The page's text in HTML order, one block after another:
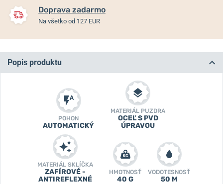
Doprava zadarmo
Na všetko od 127 EUR
Popis produktu
POHON
AUTOMATICKÝ
MATERIÁL PUZDRA
OCEĽ S PVD
ÚPRAVOU
MATERIÁL SKLÍČKA
ZAFÍROVÉ -
ANTIREFLEXNÉ
HMOTNOSŤ
40 G
VODOTESNOSŤ
50 M